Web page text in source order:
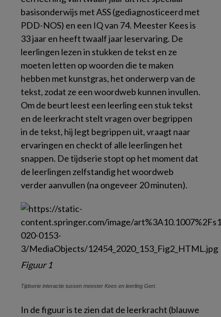
basisonderwijs met ASS (gediagnosticeerd met
PDD-NOS) en een IQ van 74. Meester Kees is
33 jaar en heeft twaalf jaar leservaring. De
leerlingen lezen in stukken de tekst en ze
moeten letten op woorden die te maken
hebben met kunstgras, het onderwerp van de
tekst, zodat ze een woordweb kunnen invullen.
Om de beurt leest een leerling een stuk tekst
en de leerkracht stelt vragen over begrippen
in de tekst, hij legt begrippen uit, vraagt naar
ervaringen en checkt of alle leerlingen het
snappen. De tijdserie stopt op het moment dat
de leerlingen zelfstandig het woordweb
verder aanvullen (na ongeveer 20 minuten).
Figuur 1
Tijdserie interactie tussen meester Kees en leerling Gert.
In de figuur is te zien dat de leerkracht (blauwe